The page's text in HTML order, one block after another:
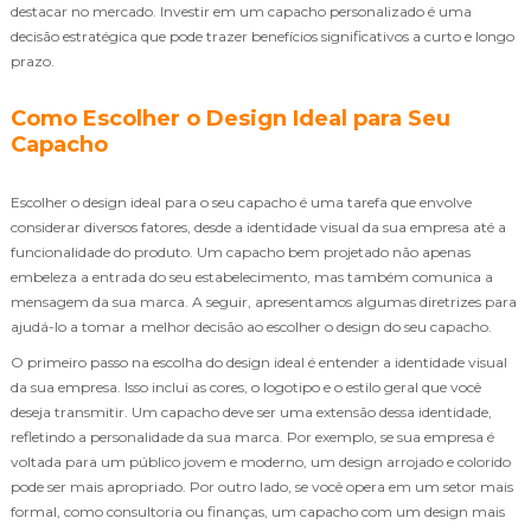
destacar no mercado. Investir em um capacho personalizado é uma
decisão estratégica que pode trazer benefícios significativos a curto e longo
prazo.
Como Escolher o Design Ideal para Seu
Capacho
Escolher o design ideal para o seu capacho é uma tarefa que envolve
considerar diversos fatores, desde a identidade visual da sua empresa até a
funcionalidade do produto. Um capacho bem projetado não apenas
embeleza a entrada do seu estabelecimento, mas também comunica a
mensagem da sua marca. A seguir, apresentamos algumas diretrizes para
ajudá-lo a tomar a melhor decisão ao escolher o design do seu capacho.
O primeiro passo na escolha do design ideal é entender a identidade visual
da sua empresa. Isso inclui as cores, o logotipo e o estilo geral que você
deseja transmitir. Um capacho deve ser uma extensão dessa identidade,
refletindo a personalidade da sua marca. Por exemplo, se sua empresa é
voltada para um público jovem e moderno, um design arrojado e colorido
pode ser mais apropriado. Por outro lado, se você opera em um setor mais
formal, como consultoria ou finanças, um capacho com um design mais